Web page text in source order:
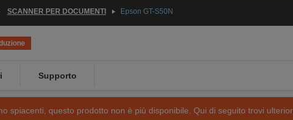
SCANNER PER DOCUMENTI Epson GT-S50N
Supporto
spiacenti, questo prodotto non è più disponibile. Qui di seguito trovi